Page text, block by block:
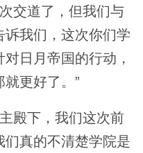
交道了，但我们与
我们，这次你们学
日月帝国的行动，
更好了。”
殿下，我们这次前
真的不清楚学院是